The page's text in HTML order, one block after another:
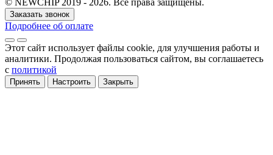
© NEWCHIP 2019 - 2026. Все права защищены.
Заказать звонок
Подробнее об оплате
Этот сайт использует файлы cookie, для улучшения работы и
аналитики. Продолжая пользоваться сайтом, вы соглашаетесь
с политикой
Принять Настроить Закрыть